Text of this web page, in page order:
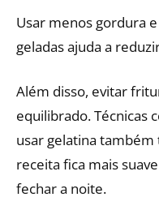
Usar menos gordura
geladas ajuda a
Além disso, evitar
equilibrado. Técnicas
usar gelatina também
receita fica mais
fechar a noite.